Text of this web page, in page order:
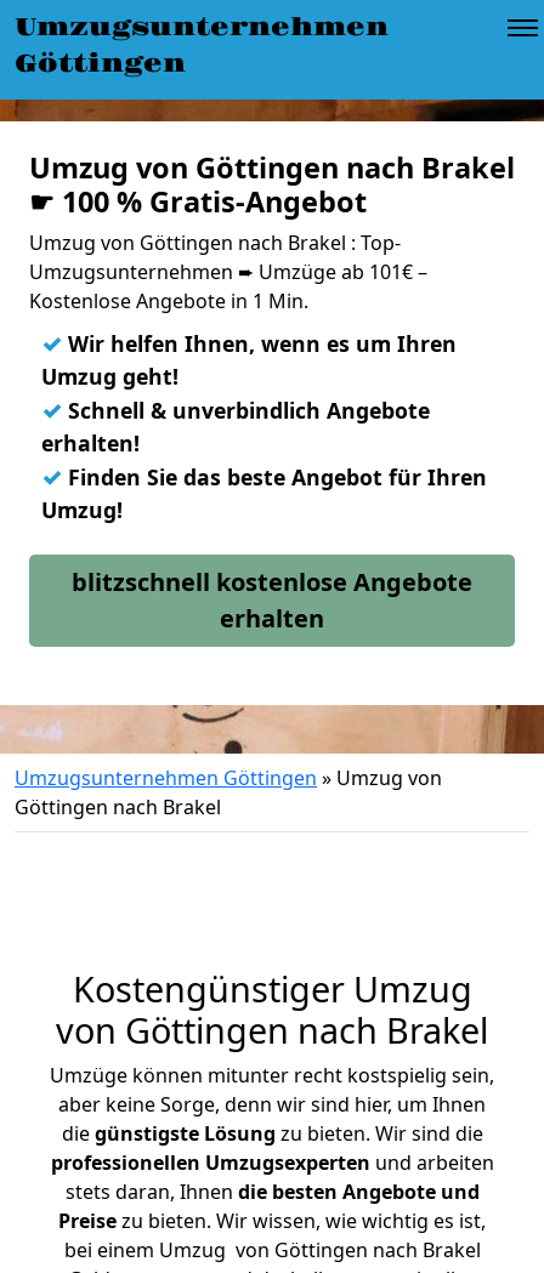
Umzugsunternehmen
Göttingen
Umzug von Göttingen nach Brakel
☛ 100 % Gratis-Angebot
Umzug von Göttingen nach Brakel : Top-
Umzugsunternehmen ➨ Umzüge ab 101€ –
Kostenlose Angebote in 1 Min.
✓ Wir helfen Ihnen, wenn es um Ihren
Umzug geht!
✓ Schnell & unverbindlich Angebote
erhalten!
✓ Finden Sie das beste Angebot für Ihren
Umzug!
blitzschnell kostenlose Angebote
erhalten
Umzugsunternehmen Göttingen » Umzug von
Göttingen nach Brakel
Kostengünstiger Umzug
von Göttingen nach Brakel
Umzüge können mitunter recht kostspielig sein,
aber keine Sorge, denn wir sind hier, um Ihnen
diegünstigste Lösung zu bieten. Wir sind die
professionellen Umzugsexperten und arbeiten
stets daran, Ihnen die besten Angebote und
Preisezu bieten. Wir wissen, wie wichtig es ist,
bei einem Umzug von Göttingen nach Brakel